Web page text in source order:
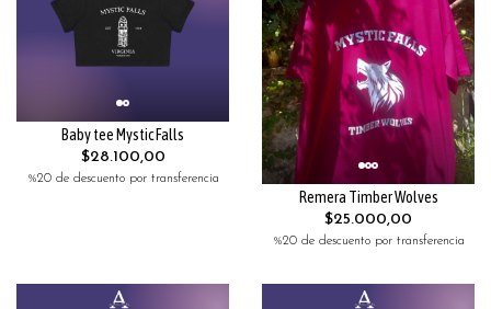
Baby tee Mystic Falls
$28.100,00
%20 de descuento por transferencia
Remera Timber Wolves
$25.000,00
%20 de descuento por transferencia